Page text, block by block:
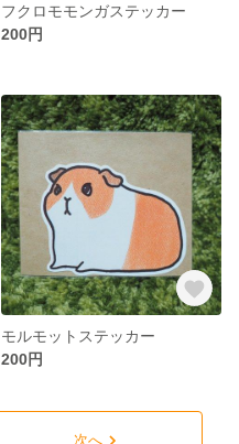
フクロモモンガステッカー
200円
モルモットステッカー
200円
次へ